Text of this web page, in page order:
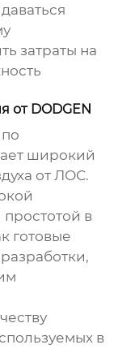
затраты на
от DODGEN
широкий
от ЛОС.
в
готовые
в